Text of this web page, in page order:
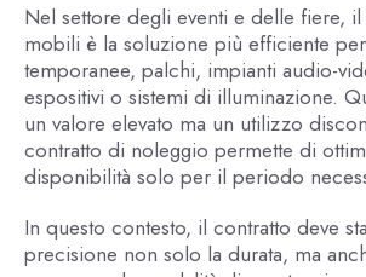
Nel settore degli eventi e delle fiere,
mobili è la soluzione più efficiente
temporanee, palchi, impianti audio-
espositivi o sistemi di illuminazione.
un valore elevato ma un utilizzo
contratto di noleggio permette di
disponibilità solo per il periodo
In questo contesto, il contratto deve
precisione non solo la durata, ma